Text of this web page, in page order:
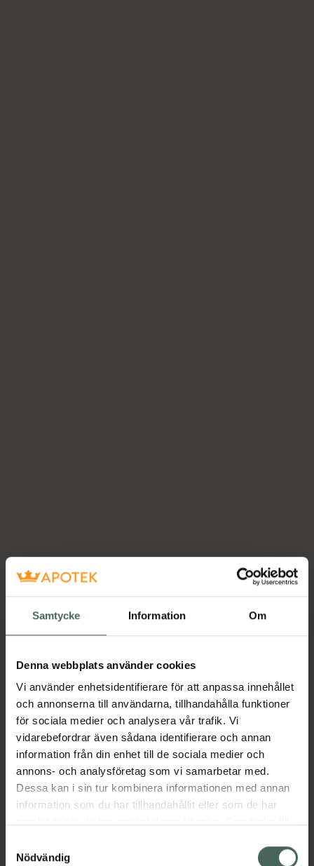
Samtycke Information Om
Denna webbplats använder cookies
Vi använder enhetsidentifierare för att anpassa innehållet
och annonserna till användarna, tillhandahålla funktioner
för sociala medier och analysera vår trafik. Vi
vidarebefordrar även sådana identifierare och annan
information från din enhet till de sociala medier och
annons- och analysföretag som vi samarbetar med.
Dessa kan i sin tur kombinera informationen med annan
information som du har tillhandahållit eller som de har
återkalla ditt samtycke via webbplatsens
Nödvändig